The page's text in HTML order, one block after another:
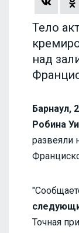
Тело
над
Барнаул,
Робина
развеяли
Точная